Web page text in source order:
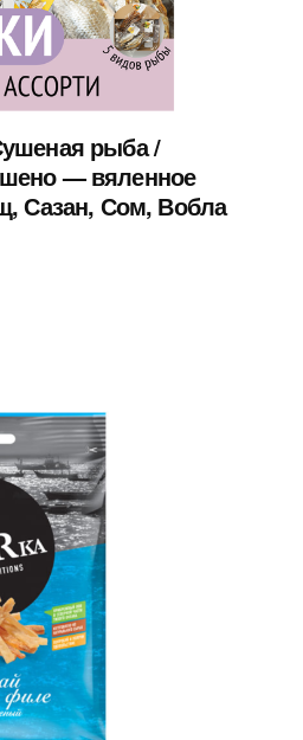
рыба /
— вяленное
Сазан, Сом, Вобла